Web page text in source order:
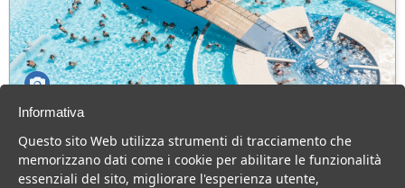
Emilia Romagna > Ravenna > Punta Marina
Camping Village immerso nella natura, animazione, parco
Informativa
Questo sito Web utilizza strumenti di tracciamento che
memorizzano dati come i cookie per abilitare le funzionalità
essenziali del sito, migliorare l'esperienza utente,